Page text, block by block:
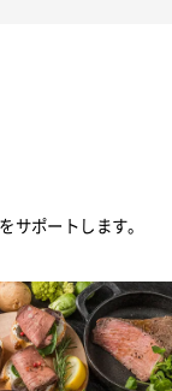
ポートします。